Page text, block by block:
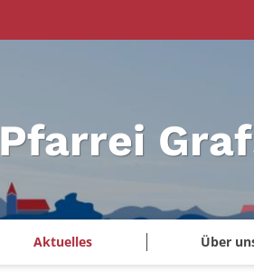
Pfarrei
Aktuelles Über